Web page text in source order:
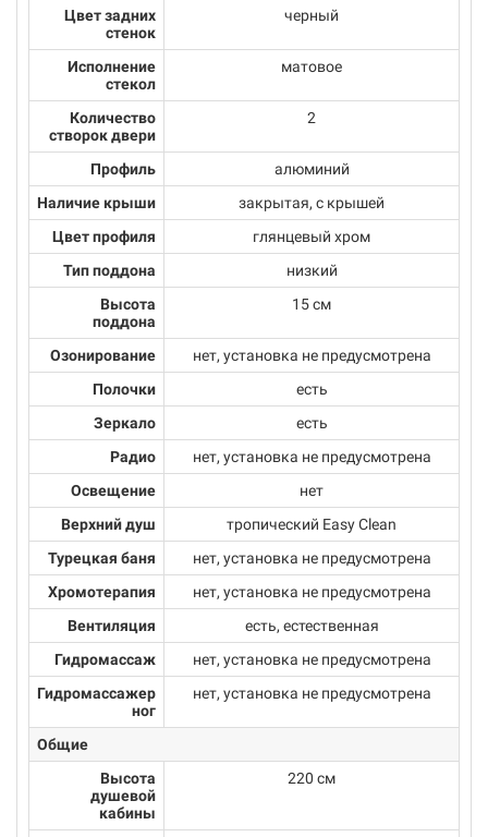
Цвет задних
стенок
черный
Исполнение
стекол
матовое
Количество
створок двери
2
Профиль
алюминий
Наличие крыши
закрытая, с крышей
Цвет профиля
глянцевый хром
Тип поддона
низкий
Высота
поддона
15 см
Озонирование
нет, установка не предусмотрена
Полочки
есть
Зеркало
есть
Радио
нет, установка не предусмотрена
Освещение
нет
Верхний душ
тропический Easy Clean
Турецкая баня
нет, установка не предусмотрена
Хромотерапия
нет, установка не предусмотрена
Вентиляция
есть, естественная
Гидромассаж
нет, установка не предусмотрена
Гидромассажер
ног
нет, установка не предусмотрена
Общие
Высота
душевой
кабины
220 см